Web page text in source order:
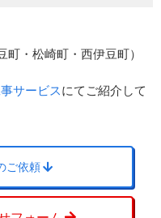
・松崎町・西伊豆町）
サービスにてご紹介して
ご依頼